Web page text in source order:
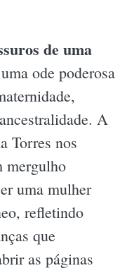
de uma
ode poderosa
A
Torres nos
mergulho
uma mulher
refletindo
que
as páginas